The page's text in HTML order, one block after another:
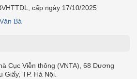
cấp ngày 17/10/2025
Bá
Cục Viễn thông (VNTA), 68 Dương
TP. Hà Nội.